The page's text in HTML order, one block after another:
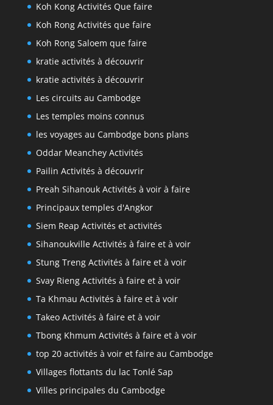
Koh Kong Activités Que faire
Koh Rong Activités que faire
Koh Rong Saloem que faire
kratie activités à découvrir
kratie activités à découvrir
Les circuits au Cambodge
Les temples moins connus
les voyages au Cambodge bons plans
Oddar Meanchey Activités
Pailin Activités à découvrir
Preah Sihanouk Activités à voir à faire
Principaux temples d'Angkor
Siem Reap Activités et activités
Sihanoukville Activités à faire et à voir
Stung Treng Activités à faire et à voir
Svay Rieng Activités à faire et à voir
Ta Khmau Activités à faire et à voir
Takeo Activités à faire et à voir
Tbong Khmum Activités à faire et à voir
top 20 activités à voir et faire au Cambodge
Villages flottants du lac Tonlé Sap
Villes principales du Cambodge